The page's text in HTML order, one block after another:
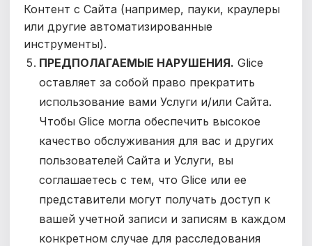
Контент с Сайта (например, пауки, краулеры
или другие автоматизированные
инструменты).
ПРЕДПОЛАГАЕМЫЕ НАРУШЕНИЯ. Glice
оставляет за собой право прекратить
использование вами Услуги и/или Сайта.
Чтобы Glice могла обеспечить высокое
качество обслуживания для вас и других
пользователей Сайта и Услуги, вы
соглашаетесь с тем, что Glice или ее
представители могут получать доступ к
вашей учетной записи и записям в каждом
конкретном случае для расследования